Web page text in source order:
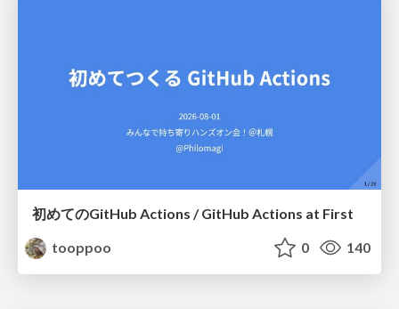
初めてのGitHub Actions / GitHub Actions at First
tooppoo
0 140